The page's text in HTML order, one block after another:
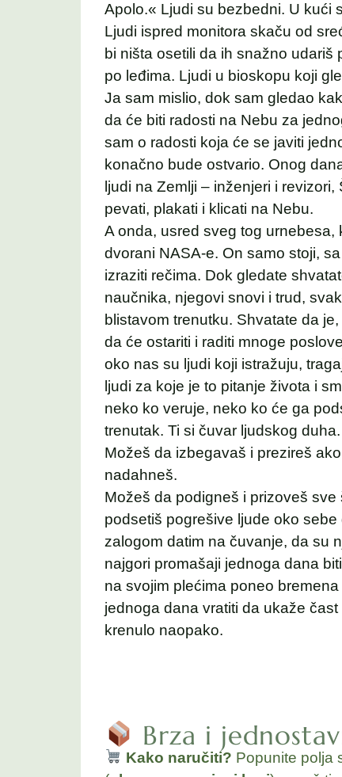
Apolo.« Ljudi su bezbedni. U kući
Ljudi ispred monitora skaču od
bi ništa osetili da ih snažno udariš
po leđima. Ljudi u bioskopu koji
Ja sam mislio, dok sam gledao
da će biti radosti na Nebu za
sam o radosti koja će se javiti
konačno bude ostvario. Onog
ljudi na Zemlji – inženjeri i
pevati, plakati i klicati na Nebu.
A onda, usred sveg tog
dvorani NASA-e. On samo stoji,
izraziti rečima. Dok gledate
naučnika, njegovi snovi i trud,
blistavom trenutku. Shvatate da
da će ostariti i raditi mnoge
oko nas su ljudi koji istražuju,
ljudi za koje je to pitanje života i
neko ko veruje, neko ko će ga
trenutak. Ti si čuvar ljudskog
Možeš da izbegavaš i prezireš
nadahneš.
Možeš da podigneš i prizoveš
podsetiš pogrešive ljude oko
zalogom datim na čuvanje, da su
najgori promašaji jednoga dana
na svojim plećima poneo
jednoga dana vratiti da ukaže
krenulo naopako.
Brza i
Kako naručiti? Popunite polja